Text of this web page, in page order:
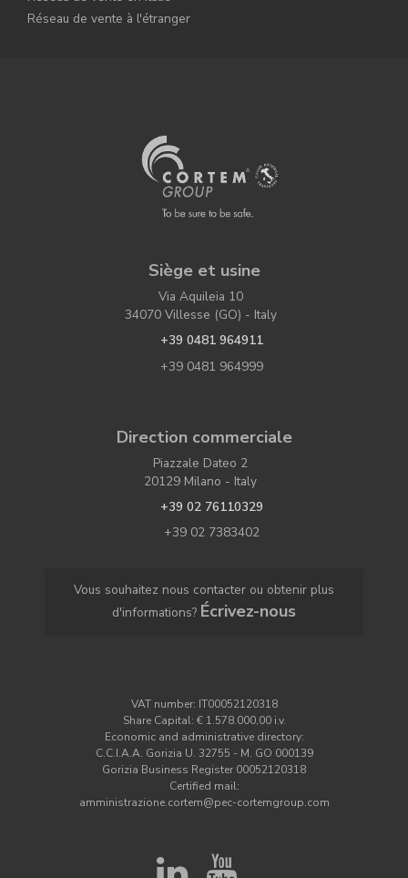
Réseau de vente à l'étranger
Siège et usine
Via Aquileia 10
34070 Villesse (GO) - Italy
+39 0481 964911
+39 0481 964999
Direction commerciale
Piazzale Dateo 2
20129 Milano - Italy
+39 02 76110329
+39 02 7383402
Vous souhaitez nous contacter ou obtenir plus
d'informations? Écrivez-nous
VAT number: IT00052120318
Share Capital: € 1.578.000,00 i.v.
Economic and administrative directory:
C.C.I.A.A. Gorizia U. 32755 - M. GO 000139
Gorizia Business Register 00052120318
Certified mail:
amministrazione.cortem@pec-cortemgroup.com